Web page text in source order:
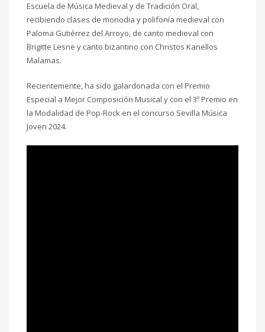
Escuela de Música Medieval y de Tradición Oral,
recibiendo clases de monodia y polifonía medieval con
Paloma Gutiérrez del Arroyo, de canto medieval con
Brigitte Lesne y canto bizantino con Christos Kanellos
Malamas.
Recientemente, ha sido galardonada con el Premio
Especial a Mejor Composición Musical y con el 3º Premio en
la Modalidad de Pop-Rock en el concurso Sevilla Música
Joven 2024.